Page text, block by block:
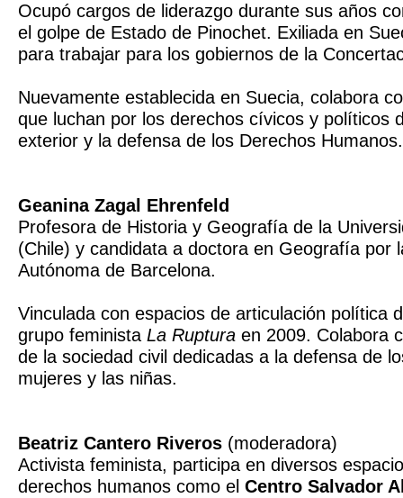
Ocupó cargos de liderazgo durante sus años
el golpe de Estado de Pinochet. Exiliada en
para trabajar para los gobiernos de la
Nuevamente establecida en Suecia, colabora
que luchan por los derechos cívicos y políticos
exterior y la defensa de los Derechos Humanos.
Geanina Zagal Ehrenfeld
Profesora de Historia y Geografía de la
(Chile) y candidata a doctora en Geografía por
Autónoma de Barcelona.
Vinculada con espacios de articulación política
grupo feminista La Ruptura en 2009. Colabora
de la sociedad civil dedicadas a la defensa de
mujeres y las niñas.
Beatriz Cantero Riveros (moderadora)
Activista feminista, participa en diversos
derechos humanos como el Centro Salvador